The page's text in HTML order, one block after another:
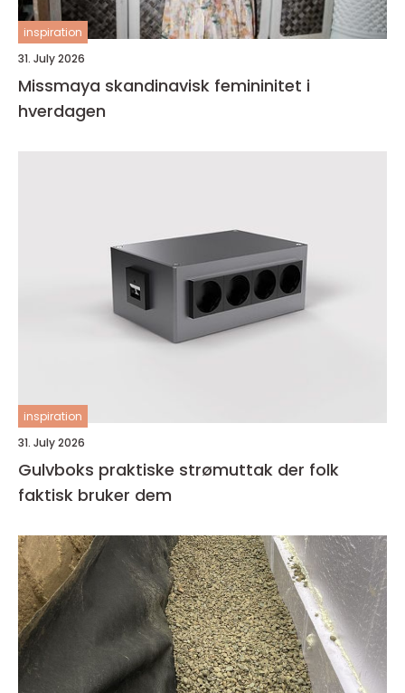
inspiration
31. July 2026
Missmaya skandinavisk femininitet i
hverdagen
inspiration
31. July 2026
Gulvboks praktiske strømuttak der folk
faktisk bruker dem